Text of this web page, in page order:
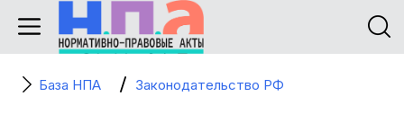
База НПА Законодательство РФ